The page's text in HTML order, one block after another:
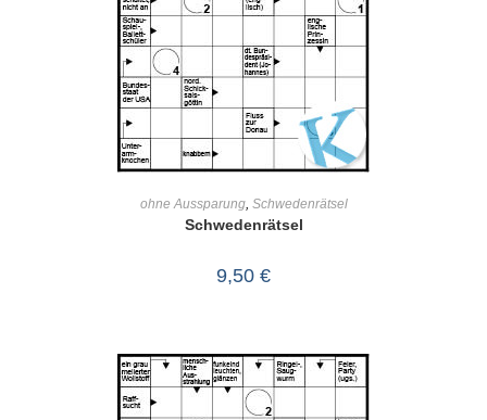
ohne Aussparung, Schwedenrätsel
Schwedenrätsel
9,50 €